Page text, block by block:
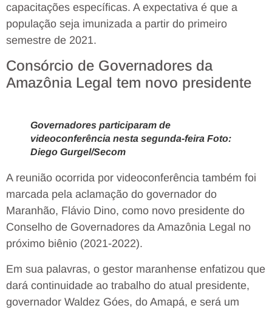
capacitações específicas. A expectativa é que a
população seja imunizada a partir do primeiro
semestre de 2021.
Consórcio de Governadores da
Amazônia Legal tem novo presidente
Governadores participaram de
videoconferência nesta segunda-feira Foto:
Diego Gurgel/Secom
A reunião ocorrida por videoconferência também foi
marcada pela aclamação do governador do
Maranhão, Flávio Dino, como novo presidente do
Conselho de Governadores da Amazônia Legal no
próximo biênio (2021-2022).
Em sua palavras, o gestor maranhense enfatizou que
dará continuidade ao trabalho do atual presidente,
governador Waldez Góes, do Amapá, e será um